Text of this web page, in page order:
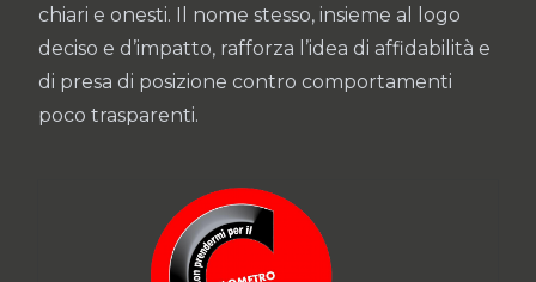
chiari e onesti. Il nome stesso, insieme al logo
deciso e d’impatto, rafforza l’idea di affidabilità e
di presa di posizione contro comportamenti
poco trasparenti.